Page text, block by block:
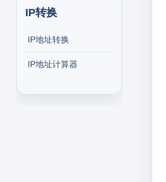
IP转换
IP地址转换
IP地址计算器